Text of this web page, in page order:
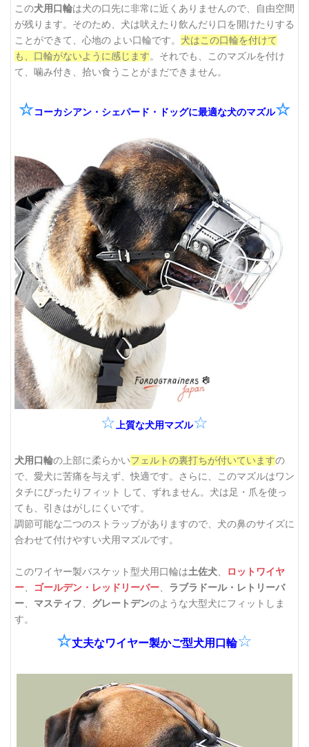
この犬用口輪は犬の口先に非常に近くありませんので、自由空間
が残ります。そのため、犬は吠えたり飲んだり口を開けたりする
ことができて、心地の よい口輪です。 犬はこの口輪を付けて
も、口輪がないように感じます。それでも、このマズルを付け
て、噛み付き、拾い食うことがまだできません。
☆コーカシアン・シェパード・ドッグに最適な犬のマズル☆
☆ 上質な犬用マズル☆
犬用口輪の上部に柔らかいフェルトの裏打ちが付いていますの
で、愛犬に苦痛を与えず、快適です。さらに、このマズルはワン
タチにぴったりフィット して、ずれません。犬は足・爪を使っ
ても、引きはがしにくいです。
調節可能な二つのストラップがありますので、犬の鼻のサイズに
合わせて付けやすい犬用マズルです。
このワイヤー製バスケット型犬用口輪は土佐犬
ロットワイヤ
ー
ゴールデン・レッドリーバー
ラブラドール・レトリーバ
ー
マスティフ グレートデンのような大型犬にフィットしま
す。
☆丈夫なワイヤー製かご型犬用口輪☆